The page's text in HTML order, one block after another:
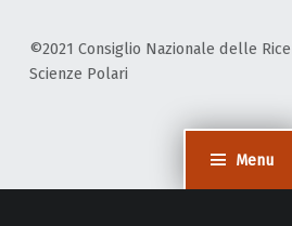
Menu
©2021 Consiglio Nazionale delle
Scienze Polari